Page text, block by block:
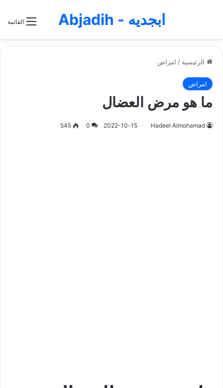
القائمة ابجديه - Abjadih
الرئيسية / امراض
امراض
ما هو مرض العضال
Hadeel Almohamad
2022-10-15
0
545